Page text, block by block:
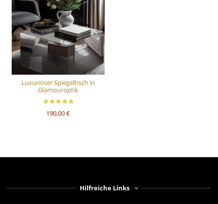
Luxuriöser Spiegeltisch in
Glamouroptik
190,00 €
Hilfreiche Links